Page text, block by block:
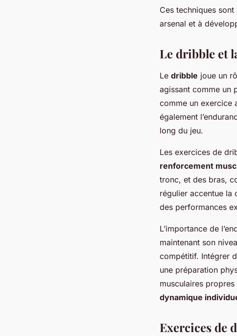
Ces techniques
arsenal et à
Le dribble et
Le dribble joue un
agissant comme un
comme un exercice
également
long du jeu.
Les exercices de
renforcement
tronc, et des bras,
régulier accentue la
des performances
L’importance de
maintenant son
compétitif. Intégrer
une préparation
musculaires
dynamique
Exercices de